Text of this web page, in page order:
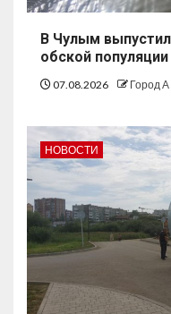
В Чулым
обской популяции
07.08.2026 Город А
НОВОСТИ